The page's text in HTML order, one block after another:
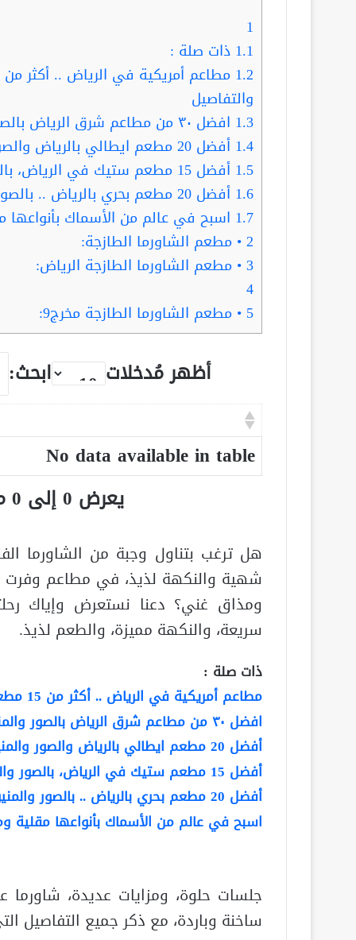
1
1.1 ذات صلة :
1.2
والتفاصيل
1.3 افضل ٣٠ من مطاعم شرق الرياض بالصور والمنيو والاسعار والتفاصيل
1.4 أفضل 20 مطعم ايطالي بالرياض والصور والمنيو والأسعار و التفاصيل
1.5 أفضل 15 مطعم ستيك في الرياض، بالصور والمنيو والأسعار والتفاصيل
1.6 أفضل 20 مطعم بحري بالرياض .. بالصور والمنيو والأسعار والتفاصيل
1.7 اسبح في عالم من الأسماك
2• مطعم الشاورما الطازجة:
3• مطعم الشاورما الطازجة الرياض:
4
5 • مطعم الشاورما الطازجة مخرج9:
أظهر مُدخلات ابحث:
No data available in table
يعرض 0 إلى 0 من أصل 0 سجلّ
هل ترغب بتناول وجبة من الشاورما
شهية والنكهة لذيذ، في مطاعم وفرت
ومذاق غني؟ دعنا نستعرض وإياك
سريعة، والنكهة مميزة، والطعم لذيذ.
ذات صلة :
مطاعم أمريكية في الرياض .. أكثر من 15 مطعم .. بالصور والمنيو والأسعار والتفاصيل
افضل ٣٠ من مطاعم شرق الرياض بالصور والمنيو والاسعار والتفاصيل
أفضل 20 مطعم ايطالي بالرياض والصور والمنيو والأسعار و التفاصيل
أفضل 15 مطعم ستيك في الرياض، بالصور والمنيو والأسعار والتفاصيل
أفضل 20 مطعم بحري بالرياض .. بالصور والمنيو والأسعار والتفاصيل
اسبح في عالم من الأسماك بأنواعها
جلسات حلوة، ومزايات عديدة،
ساخنة وباردة، مع ذكر جميع